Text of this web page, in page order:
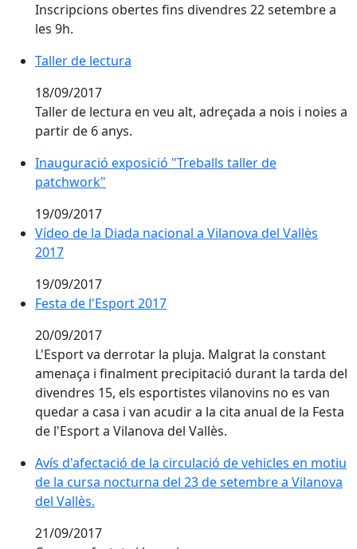
Inscripcions obertes fins divendres 22 setembre a
les 9h.
Taller de lectura
Taller de lectura
18/09/2017
Taller de lectura en veu alt, adreçada a nois i noies a
partir de 6 anys.
Inauguració exposició "Treballs taller de
patchwork"
19/09/2017
Vídeo de la Diada nacional a Vilanova del Vallès
2017
19/09/2017
Festa de l'Esport 2017
Festa de l'Esport 2017
20/09/2017
L'Esport va derrotar la pluja. Malgrat la constant
amenaça i finalment precipitació durant la tarda del
divendres 15, els esportistes vilanovins no es van
quedar a casa i van acudir a la cita anual de la Festa
de l'Esport a Vilanova del Vallès.
Avís d'afectació de la circulació de vehicles en motiu
Avís d'afectació de la circulació de vehicles en motiu
de la cursa nocturna del 23 de setembre a Vilanova
del Vallès.
21/09/2017